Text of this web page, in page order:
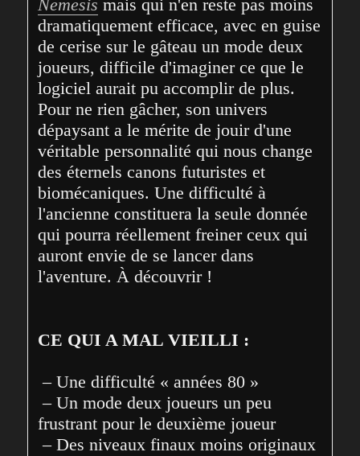
Nemesis mais qui n'en reste pas moins
dramatiquement efficace, avec en guise
de cerise sur le gâteau un mode deux
joueurs, difficile d'imaginer ce que le
logiciel aurait pu accomplir de plus.
Pour ne rien gâcher, son univers
dépaysant a le mérite de jouir d'une
véritable personnalité qui nous change
des éternels canons futuristes et
biomécaniques. Une difficulté à
l'ancienne constituera la seule donnée
qui pourra réellement freiner ceux qui
auront envie de se lancer dans
l'aventure. À découvrir !
CE QUI A MAL VIEILLI :
– Une difficulté « années 80 »
– Un mode deux joueurs un peu
frustrant pour le deuxième joueur
– Des niveaux finaux moins originaux